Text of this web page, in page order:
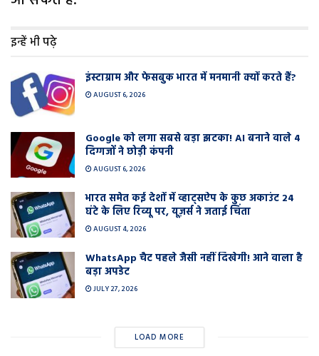
इन्हें भी पढ़े
इंस्टाग्राम और फेसबुक भारत में मनमानी क्यों करते हैं?
AUGUST 6, 2026
Google को लगा सबसे बड़ा झटका! AI बनाने वाले 4
दिग्गजों ने छोड़ी कंपनी
AUGUST 6, 2026
भारत समेत कई देशों में व्हाट्सऐप के कुछ अकाउंट 24
घंटे के लिए रिव्यू पर, यूज़र्स ने जताई चिंता
AUGUST 4, 2026
WhatsApp चैट पहले जैसी नहीं दिखेगी! आने वाला है
बड़ा अपडेट
JULY 27, 2026
LOAD MORE